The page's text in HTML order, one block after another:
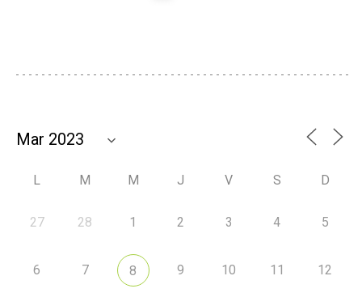
L M M J V S D
27 28 1 2 3 4 5
6 7 8 9 10 11 12